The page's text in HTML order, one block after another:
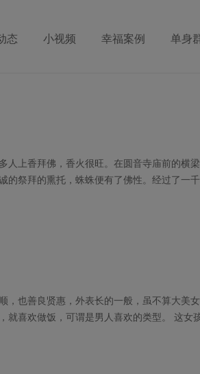
态 小视频 幸福案例 单身
人上香拜佛，香火很旺。在圆音寺庙前的横
的祭拜的熏托，蛛蛛便有了佛性。经过了一
，也善良贤惠，外表长的一般，虽不算大美
就喜欢做饭，可谓是男人喜欢的类型。 这女